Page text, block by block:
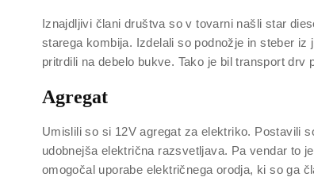
Iznajdljivi člani društva so v tovarni našli star
starega kombija. Izdelali so podnožje in steber
pritrdili na debelo bukve. Tako je bil transport
Agregat
Umislili so si 12V agregat za elektriko. Postavili
udobnejša električna razsvetljava. Pa vendar to
omogočal uporabe električnega orodja, ki so ga